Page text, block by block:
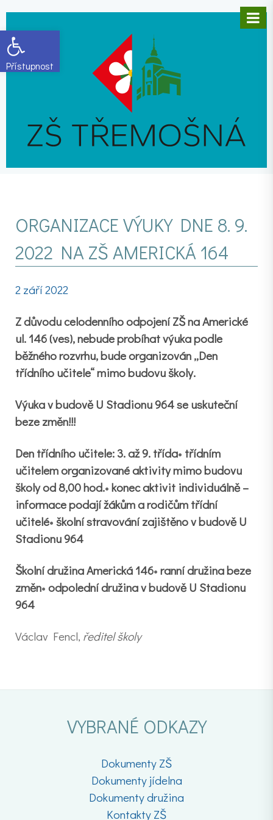
Open toolbar
ORGANIZACE VÝUKY DNE 8. 9.
2022 NA ZŠ AMERICKÁ 164
2 září 2022
Z důvoducelodenníhoodpojení ZŠ na Americké
ul. 146 (ves), nebude probíhat výuka podle
běžného rozvrhu, bude organizován „Den
třídního učitele“ mimo budovu školy.
Výuka v budově U Stadionu964se uskuteční
beze změn!!!
Den třídního učitele: 3.až9. třída• třídním
učitelem organizované aktivity mimo budovu
školy od 8,00 hod.• konec aktivit individuálně –
informace podajížákům a rodičům třídní
učitelé• školní stravování zajištěno v budově U
Stadionu 964
Školní družina Americká 146• ranní družina beze
změn• odpolední družina v budově U Stadionu
964
​​​​​​​​Václav Fencl, ředitel školy
VYBRANÉ ODKAZY
Dokumenty ZŠ
Dokumenty jídelna
Dokumenty družina
Kontakty ZŠ